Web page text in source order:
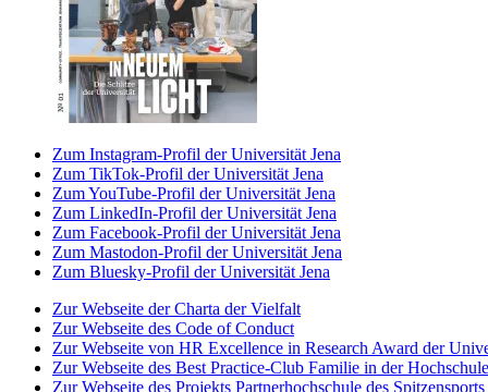
Zum Instagram-Profil der Universität Jena
Zum TikTok-Profil der Universität Jena
Zum YouTube-Profil der Universität Jena
Zum LinkedIn-Profil der Universität Jena
Zum Facebook-Profil der Universität Jena
Zum Mastodon-Profil der Universität Jena
Zum Bluesky-Profil der Universität Jena
Zur Webseite der Charta der Vielfalt
Zur Webseite des Code of Conduct
Zur Webseite von HR Excellence in Research Award der
Zur Webseite des Best Practice-Club Familie in der Hochschule
Zur Webseite des Projekts Partnerhochschule des Spitzensports